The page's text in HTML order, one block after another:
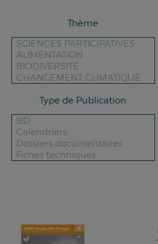
Thème
Type de Publication